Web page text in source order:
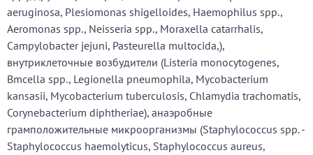
aeruginosa, Plesiomonas shigelloides, Haemophilus spp.,
Aeromonas spp., Neisseria spp., Moraxella catarrhalis,
Campylobacter jejuni, Pasteurella multocida,),
внутриклеточные возбудители (Listeria monocytogenes,
Bmcella spp., Legionella pneumophila, Mycobacterium
kansasii, Mycobacterium tuberculosis, Chlamydia trachomatis,
Corynebacterium diphtheriae), анаэробные
грамположительные микроорганизмы (Staphylococcus spp. -
Staphylococcus haemolyticus, Staphylococcus aureus,